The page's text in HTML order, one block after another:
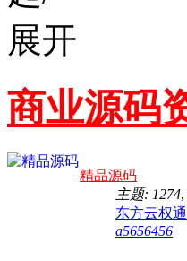
商业源码
精品源码
主题: 1274,
东方云权
a5656456